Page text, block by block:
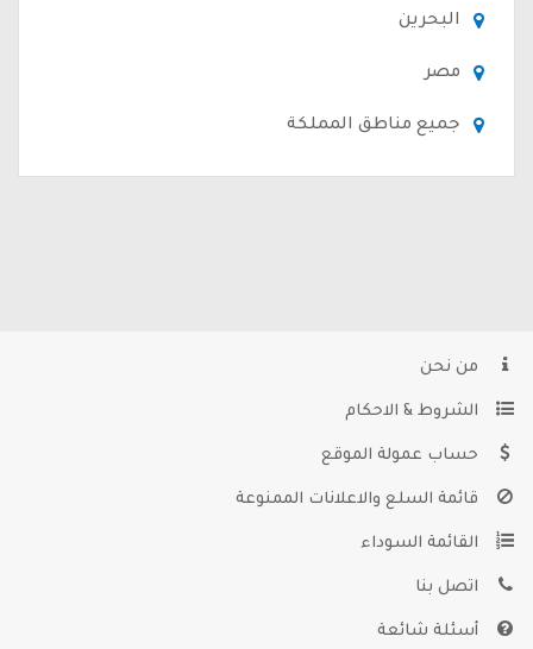
البحرين
مصر
جميع مناطق المملكة
من نحن
الشروط & الاحكام
حساب عمولة الموقع
قائمة السلع والاعلانات الممنوعة
القائمة السوداء
اتصل بنا
أسئلة شائعة